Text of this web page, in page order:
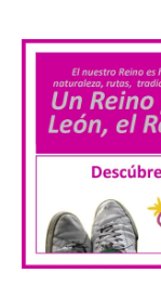
eclipse
agosto
8 Ago 2026